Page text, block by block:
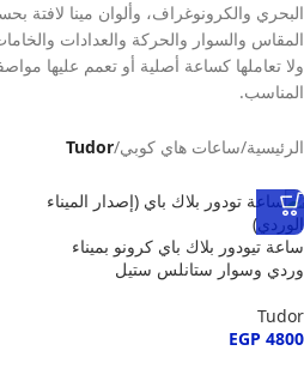
البحري والكرونوغراف، وألوان مينا لافتة
المقاس والسوار والحركة والعدادات
ولا تعاملها كساعة أصلية أو تعمم عليها
المناسب.
الرئيسية/ساعات هاي كوبي/
Tudor
ساعة تيودور بلاك باي كرونو بميناء
وردي وسوار ستانلس ستيل
Tudor
EGP 4800